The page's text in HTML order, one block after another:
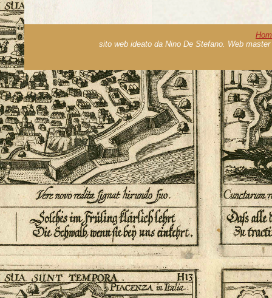
sito web ideato da Nino De Stefano. Web